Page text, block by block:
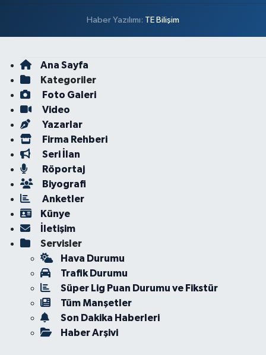
Haber Yazılımı: TE Bilişim
Ana Sayfa
Kategoriler
Foto Galeri
Video
Yazarlar
Firma Rehberi
Seri İlan
Röportaj
Biyografi
Anketler
Künye
İletişim
Servisler
Hava Durumu
Trafik Durumu
Süper Lig Puan Durumu ve Fikstür
Tüm Manşetler
Son Dakika Haberleri
Haber Arşivi